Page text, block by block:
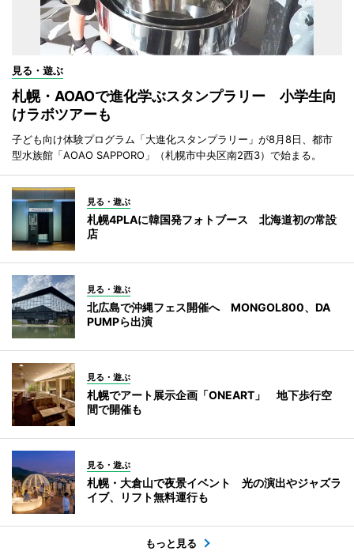
見る・遊ぶ
札幌・AOAOで進化学ぶスタンプラリー 小学生向
けラボツアーも
子ども向け体験プログラム「大進化スタンプラリー」が8月8日、都市
型水族館「AOAO SAPPORO」（札幌市中央区南2西3）で始まる。
見る・遊ぶ
札幌4PLAに韓国発フォトブース 北海道初の常設
店
見る・遊ぶ
北広島で沖縄フェス開催へ MONGOL800、DA
PUMPら出演
見る・遊ぶ
札幌でアート展示企画「ONEART」 地下歩行空
間で開催も
見る・遊ぶ
札幌・大倉山で夜景イベント 光の演出やジャズラ
イブ、リフト無料運行も
もっと見る